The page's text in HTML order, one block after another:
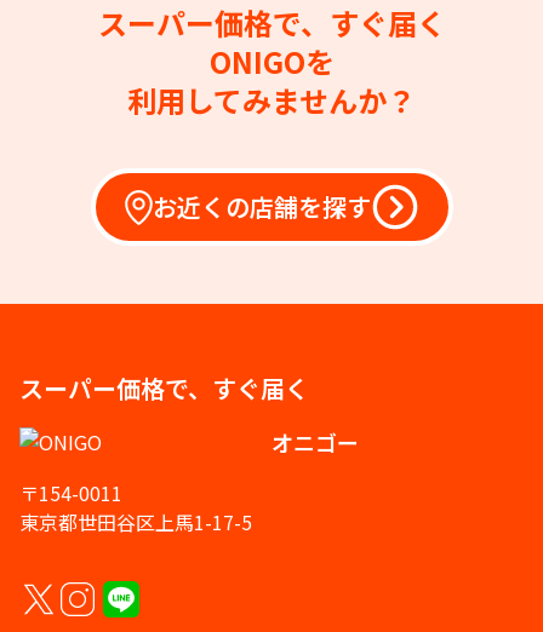
スーパー価格で、すぐ届く
ONIGOを
利用してみませんか？
お近くの店舗を探す
スーパー価格で、すぐ届く
オニゴー
〒154-0011
東京都世田谷区上馬1-17-5